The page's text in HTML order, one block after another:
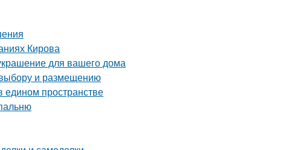
Кирова
для вашего дома
и размещению
едином пространстве